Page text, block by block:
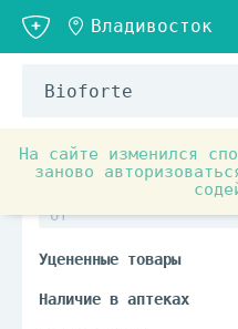
На сайте изменился
заново